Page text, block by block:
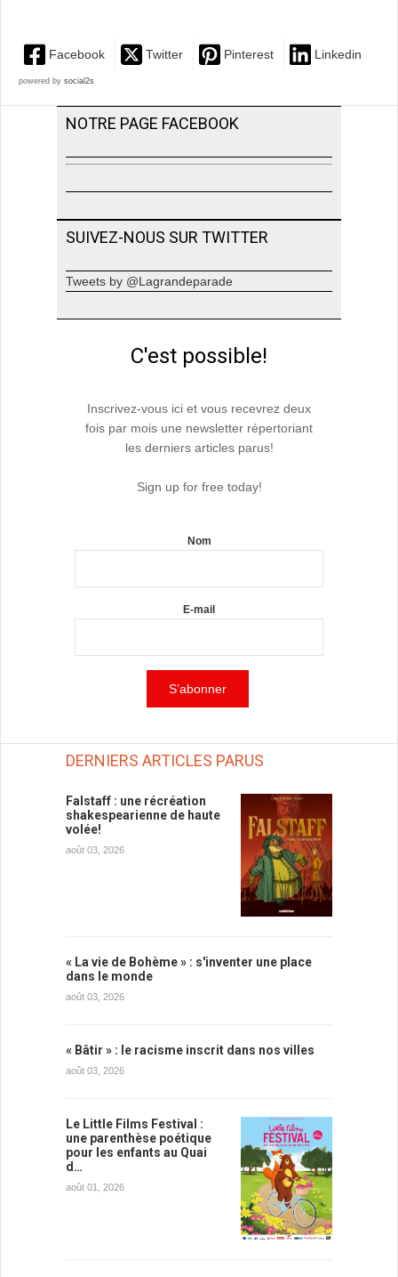
Facebook Twitter Pinterest Linkedin
powered by social2s
NOTRE PAGE FACEBOOK
SUIVEZ-NOUS SUR TWITTER
Tweets by @Lagrandeparade
C'est possible!
Inscrivez-vous ici et vous recevrez deux
fois par mois une newsletter répertoriant
les derniers articles parus!
Sign up for free today!
Nom
E-mail
DERNIERS ARTICLES PARUS
Falstaff : une récréation
shakespearienne de haute
volée!
août 03, 2026
« La vie de Bohème » : s'inventer une place
dans le monde
août 03, 2026
« Bâtir » : le racisme inscrit dans nos villes
août 03, 2026
Le Little Films Festival :
une parenthèse poétique
pour les enfants au Quai
d…
août 01, 2026